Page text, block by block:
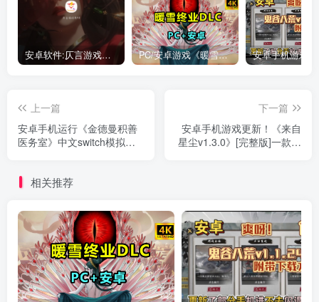
安卓软件:仄言游戏库4.0APP全新上架了！没有下的赶紧下载呀！ PC/安卓游戏《暖雪最新v3.1.0.1》终业DLC整合版！
上一篇
安卓手机运行《金德曼积善
医务室》中文switch模拟
下一篇
安卓手机游戏更新！《来自
星尘v1.3.0》[完整版]一款二
相关推荐